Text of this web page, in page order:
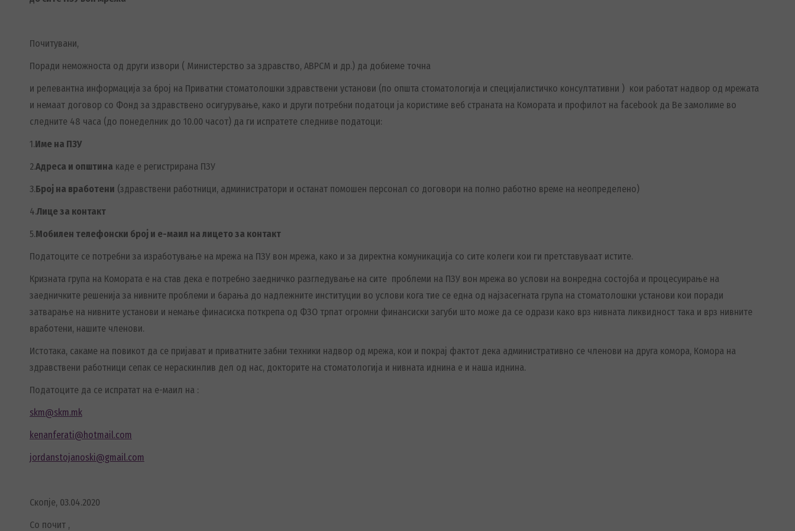
Почитувани,
Поради неможноста од други извори ( Министерство за здравство, АВРСМ и др.) да добиеме точна
и релевантна информација за број на Приватни стоматолошки здравствени установи (по општа стоматологија и специјалистичко консултативни ) кои работат надвор од мрежата
и немаат договор со Фонд за здравствено осигурување, како и други потребни податоци ја користиме веб страната на Комората и профилот на facebook да Ве замолиме во
следните 48 часа (до понеделник до 10.00 часот) да ги испратете следниве податоци:
1.Име на ПЗУ
2.Адреса и општина каде е регистрирана ПЗУ
3.Број на вработени (здравствени работници, администратори и останат помошен персонал со договори на полно работно време на неопределено)
4.Лице за контакт
5.Мобилен телефонски број и е-маил на лицето за контакт
Податоците се потребни за изработување на мрежа на ПЗУ вон мрежа, како и за директна комуникација со сите колеги кои ги претставуваат истите.
Кризната група на Комората е на став дека е потребно заедничко разгледување на сите проблеми на ПЗУ вон мрежа во услови на вонредна состојба и процесуирање на
заедничките решенија за нивните проблеми и барања до надлежните институции во услови кога тие се една од најзасегната група на стоматолошки установи кои поради
затварање на нивните установи и немање финасиска поткрепа од ФЗО трпат огромни финансиски загуби што може да се одрази како врз нивната ликвидност така и врз нивните
вработени, нашите членови.
Истотака, сакаме на повикот да се пријават и приватните забни техники надвор од мрежа, кои и покрај фактот дека административно се членови на друга комора, Комора на
здравствени работници сепак се нераскинлив дел од нас, докторите на стоматологија и нивната иднина е и наша иднина.
Податоците да се испратат на е-маил на :
skm@skm.mk
kenanferati@hotmail.com
jordanstojanoski@gmail.com
Скопје, 03.04.2020
Со почит ,